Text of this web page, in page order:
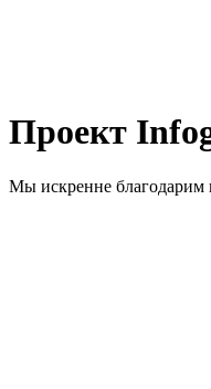
Проект
Мы искренне благодарим